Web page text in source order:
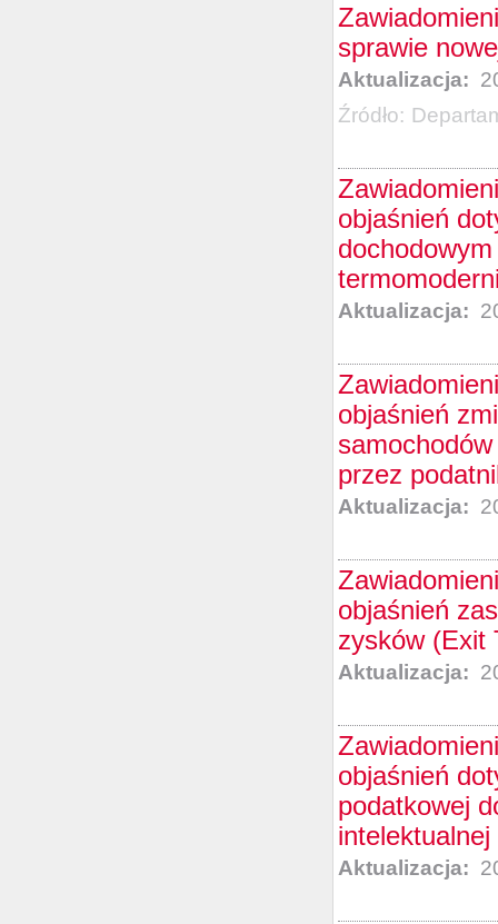
sprawie
Aktualizacja:
Źródło:
objaśnień
Aktualizacja:
objaśnień
przez
Aktualizacja:
objaśnień
zysków (Exit
Aktualizacja:
objaśnień
podatkowej
Aktualizacja: